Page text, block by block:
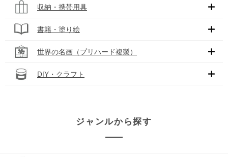
収納・携帯用具
書籍・塗り絵
世界の名画（プリハード複製）
DIY・クラフト
ジャンルから探す